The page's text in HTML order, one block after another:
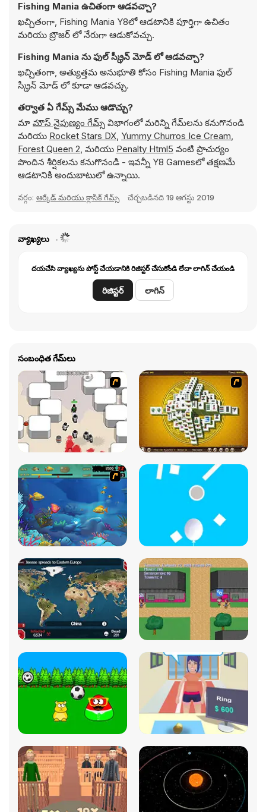
Fishing Mania ఉచితంగా ఆడవచ్చా?
ఖచ్చితంగా, Fishing Mania Y8లో ఆడటానికి పూర్తిగా ఉచితం
మరియు బ్రౌజర్ లో నేరుగా ఆడుకోవచ్చు.
Fishing Mania ను ఫుల్ స్క్రీన్ మోడ్ లో ఆడవచ్చా?
ఖచ్చితంగా, అత్యుత్తమ అనుభూతి కోసం Fishing Mania ఫుల్
స్క్రీన్ మోడ్ లో కూడా ఆడవచ్చు.
తర్వాత ఏ గేమ్స్ మేము ఆడొచ్చు?
మా మౌస్ నైపుణ్యం గేమ్స్ విభాగంలో మరిన్ని గేమ్‌లను కనుగొనండి
మరియు Rocket Stars DX, Yummy Churros Ice Cream,
Forest Queen 2, మరియు Penalty Html5 వంటి ప్రాచుర్యం
పొందిన శీర్షికలను కనుగొనండి - ఇవన్నీ Y8 Gamesలో తక్షణమే
ఆడటానికి అందుబాటులో ఉన్నాయి.
వర్గం: ఆర్కేడ్ మరియు క్లాసిక్ గేమ్స్ చేర్చబడినది 19 ఆగస్టు 2019
వ్యాఖ్యలు
దయచేసి వ్యాఖ్యను పోస్ట్ చేయడానికి రిజిస్టర్ చేసుకోండి లేదా లాగిన్ చేయండి
రిజిస్టర్ లాగిన్
సంబంధిత గేమ్‌లు